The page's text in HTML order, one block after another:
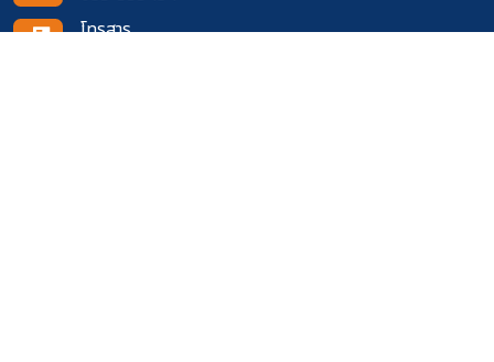
โทรสาร